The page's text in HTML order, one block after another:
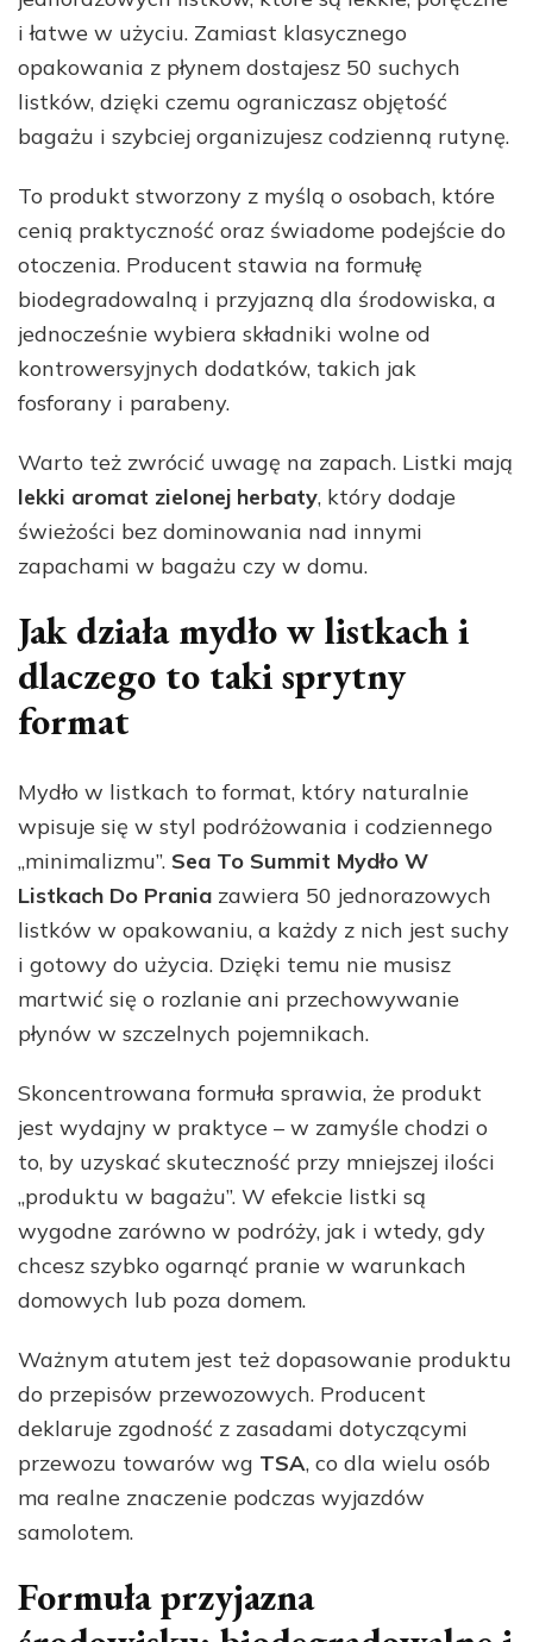
i łatwe w użyciu. Zamiast klasycznego
opakowania z płynem dostajesz 50 suchych
listków, dzięki czemu ograniczasz objętość
bagażu i szybciej organizujesz codzienną rutynę.
To produkt stworzony z myślą o osobach, które
cenią praktyczność oraz świadome podejście do
otoczenia. Producent stawia na formułę
biodegradowalną i przyjazną dla środowiska, a
jednocześnie wybiera składniki wolne od
kontrowersyjnych dodatków, takich jak
fosforany i parabeny.
Warto też zwrócić uwagę na zapach. Listki mają
lekki aromat zielonej herbaty, który dodaje
świeżości bez dominowania nad innymi
zapachami w bagażu czy w domu.
Jak działa mydło w listkach i
dlaczego to taki sprytny
format
Mydło w listkach to format, który naturalnie
wpisuje się w styl podróżowania i codziennego
„minimalizmu”. Sea To Summit Mydło W
Listkach Do Prania zawiera 50 jednorazowych
listków w opakowaniu, a każdy z nich jest suchy
i gotowy do użycia. Dzięki temu nie musisz
martwić się o rozlanie ani przechowywanie
płynów w szczelnych pojemnikach.
Skoncentrowana formuła sprawia, że produkt
jest wydajny w praktyce – w zamyśle chodzi o
to, by uzyskać skuteczność przy mniejszej ilości
„produktu w bagażu”. W efekcie listki są
wygodne zarówno w podróży, jak i wtedy, gdy
chcesz szybko ogarnąć pranie w warunkach
domowych lub poza domem.
Ważnym atutem jest też dopasowanie produktu
do przepisów przewozowych. Producent
deklaruje zgodność z zasadami dotyczącymi
przewozu towarów wg TSA, co dla wielu osób
ma realne znaczenie podczas wyjazdów
samolotem.
Formuła przyjazna